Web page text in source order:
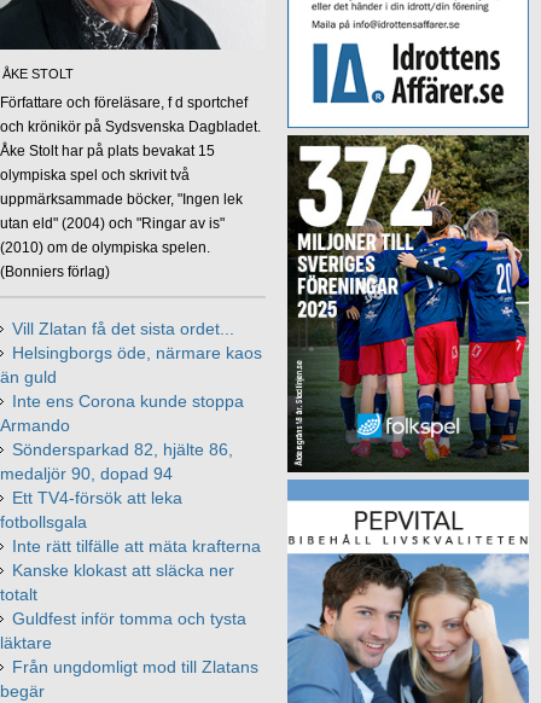
ÅKE STOLT
Författare och föreläsare, f d sportchef
och krönikör på Sydsvenska Dagbladet.
Åke Stolt har på plats bevakat 15
olympiska spel och skrivit två
uppmärksammade böcker, "Ingen lek
utan eld" (2004) och "Ringar av is"
(2010) om de olympiska spelen.
(Bonniers förlag)
Vill Zlatan få det sista ordet...
Helsingborgs öde, närmare kaos
än guld
Inte ens Corona kunde stoppa
Armando
Söndersparkad 82, hjälte 86,
medaljör 90, dopad 94
Ett TV4-försök att leka
fotbollsgala
Inte rätt tilfälle att mäta krafterna
Kanske klokast att släcka ner
totalt
Guldfest inför tomma och tysta
läktare
Från ungdomligt mod till Zlatans
begär